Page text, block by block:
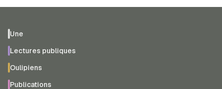
Une
Lectures publiques
Oulipiens
Publications